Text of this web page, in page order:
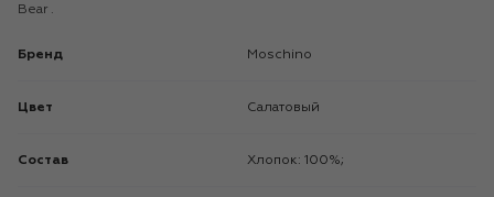
Bear .
Бренд Moschino
Цвет Салатовый
Состав Хлопок: 100%;